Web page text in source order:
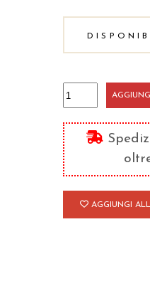
Omelia
arabo-
cristiana
dell'
VIII
secolo
quantità
AGGIUNGI